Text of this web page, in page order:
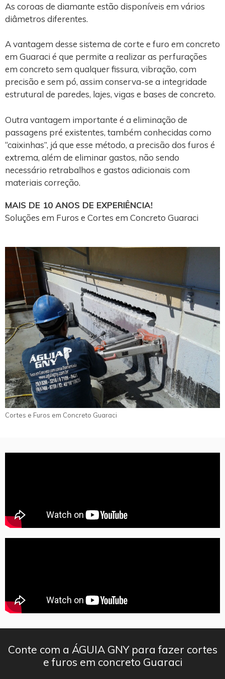
As coroas de diamante estão disponíveis em vários
diâmetros diferentes.
A vantagem desse sistema de corte e furo em concreto
em Guaraci é que permite a realizar as perfurações
em concreto sem qualquer fissura, vibração, com
precisão e sem pó, assim conserva-se a integridade
estrutural de paredes, lajes, vigas e bases de concreto.
Outra vantagem importante é a eliminação de
passagens pré existentes, também conhecidas como
“caixinhas”, já que esse método, a precisão dos furos é
extrema, além de eliminar gastos, não sendo
necessário retrabalhos e gastos adicionais com
materiais correção.
MAIS DE 10 ANOS DE EXPERIÊNCIA!
Soluções em Furos e Cortes em Concreto Guaraci
Cortes e Furos em Concreto Guaraci
Conte com a ÁGUIA GNY para fazer cortes
e furos em concreto Guaraci